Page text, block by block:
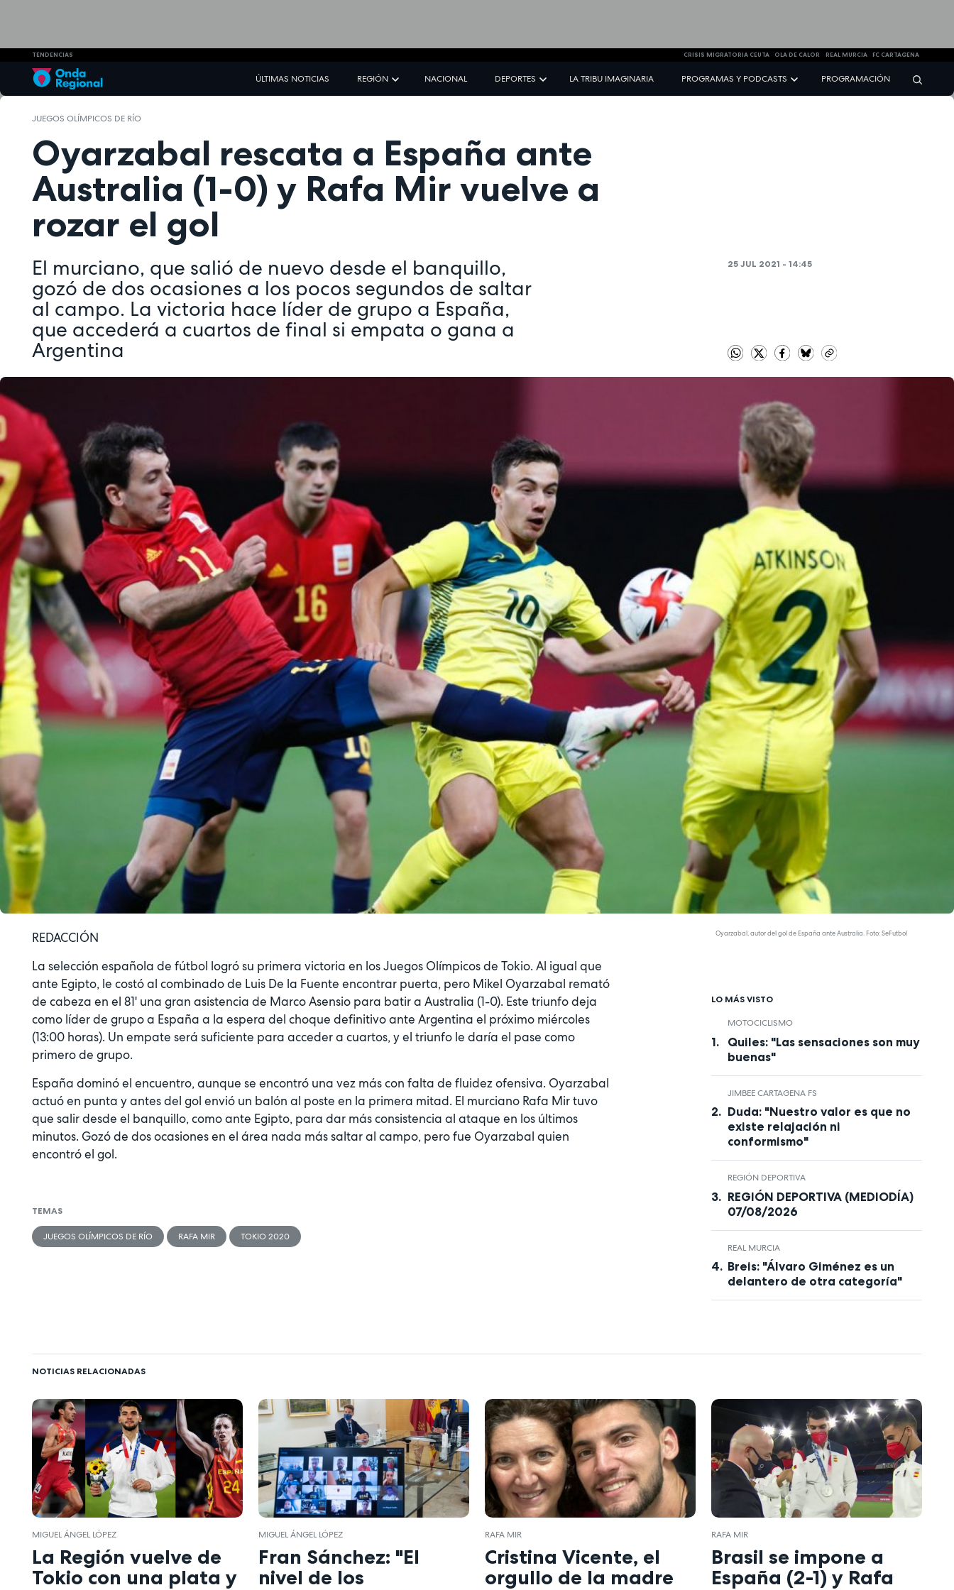
TENDENCIAS CRISIS MIGRATORIA CEUTA OLA DE CALOR REAL MURCIA FC CARTAGENA
ÚLTIMAS NOTICIAS REGIÓN NACIONAL DEPORTES LA TRIBU IMAGINARIA PROGRAMAS Y PODCASTS PROGRAMACIÓN
JUEGOS OLÍMPICOS DE RÍO
Oyarzabal rescata a España ante
Australia (1-0) y Rafa Mir vuelve a
rozar el gol
El murciano, que salió de nuevo desde el banquillo,
gozó de dos ocasiones a los pocos segundos de saltar
al campo. La victoria hace líder de grupo a España,
que accederá a cuartos de final si empata o gana a
Argentina
25 JUL 2021 - 14:45
Oyarzabal, autor del gol de España ante Australia. Foto: SeFutbol
REDACCIÓN
La selección española de fútbol logró su primera victoria en los Juegos Olímpicos de Tokio. Al igual que
ante Egipto, le costó al combinado de Luis De la Fuente encontrar puerta, pero Mikel Oyarzabal remató
de cabeza en el 81' una gran asistencia de Marco Asensio para batir a Australia (1-0). Este triunfo deja
como líder de grupo a España a la espera del choque definitivo ante Argentina el próximo miércoles
(13:00 horas). Un empate será suficiente para acceder a cuartos, y el triunfo le daría el pase como
primero de grupo.
España dominó el encuentro, aunque se encontró una vez más con falta de fluidez ofensiva. Oyarzabal
actuó en punta y antes del gol envió un balón al poste en la primera mitad. El murciano Rafa Mir tuvo
que salir desde el banquillo, como ante Egipto, para dar más consistencia al ataque en los últimos
minutos. Gozó de dos ocasiones en el área nada más saltar al campo, pero fue Oyarzabal quien
encontró el gol.
TEMAS
JUEGOS OLÍMPICOS DE RÍO RAFA MIR TOKIO 2020
LO MÁS VISTO
MOTOCICLISMO
Quiles: "Las sensaciones son muy
buenas"
JIMBEE CARTAGENA FS
Duda: "Nuestro valor es que no
existe relajación ni
conformismo"
REGIÓN DEPORTIVA
REGIÓN DEPORTIVA (MEDIODÍA)
07/08/2026
REAL MURCIA
Breis: "Álvaro Giménez es un
delantero de otra categoría"
NOTICIAS RELACIONADAS
MIGUEL ÁNGEL LÓPEZ
La Región vuelve de
Tokio con una plata y
MIGUEL ÁNGEL LÓPEZ
Fran Sánchez: "El
nivel de los
RAFA MIR
Cristina Vicente, el
orgullo de la madre
RAFA MIR
Brasil se impone a
España (2-1) y Rafa